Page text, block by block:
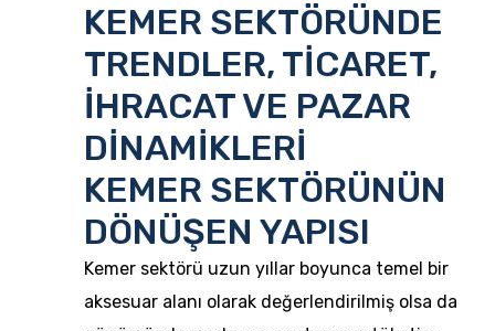
KEMER SEKTÖRÜNDE
TRENDLER, TİCARET,
İHRACAT VE PAZAR
DİNAMİKLERİ
KEMER SEKTÖRÜNÜN
DÖNÜŞEN YAPISI
Kemer sektörü uzun yıllar boyunca temel bir
aksesuar alanı olarak değerlendirilmiş olsa da